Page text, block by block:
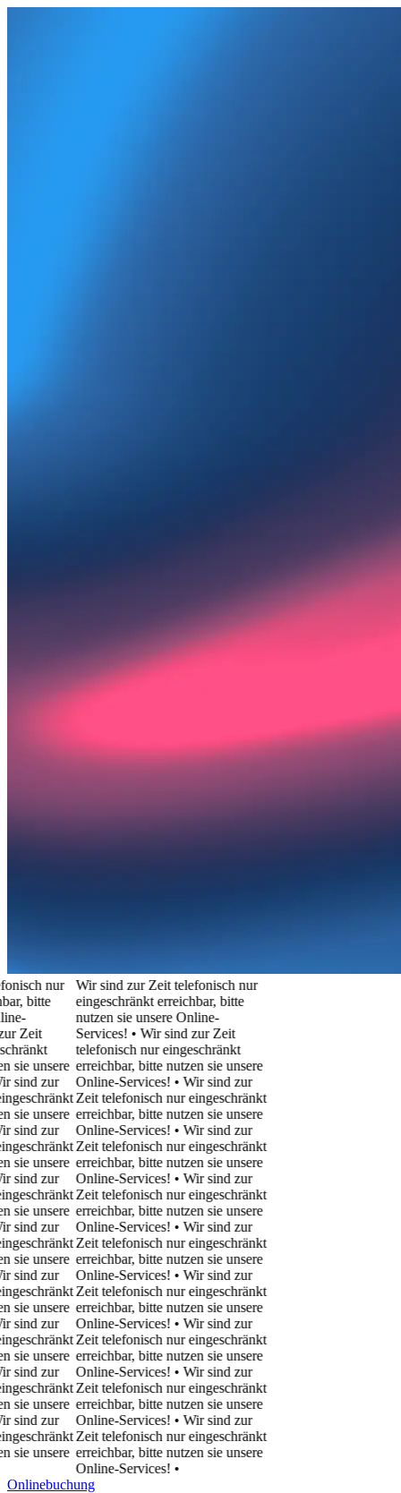
nur
zur
zur
zur
zur
zur
zur
zur
zur
Wir sind zur Zeit telefonisch nur
eingeschränkt erreichbar, bitte
nutzen sie unsere Online-
Services! • Wir sind zur Zeit
telefonisch nur eingeschränkt
erreichbar, bitte nutzen sie unsere
Online-Services! • Wir sind zur
Zeit telefonisch nur eingeschränkt
erreichbar, bitte nutzen sie unsere
Online-Services! • Wir sind zur
Zeit telefonisch nur eingeschränkt
erreichbar, bitte nutzen sie unsere
Online-Services! • Wir sind zur
Zeit telefonisch nur eingeschränkt
erreichbar, bitte nutzen sie unsere
Online-Services! • Wir sind zur
Zeit telefonisch nur eingeschränkt
erreichbar, bitte nutzen sie unsere
Online-Services! • Wir sind zur
Zeit telefonisch nur eingeschränkt
erreichbar, bitte nutzen sie unsere
Online-Services! • Wir sind zur
Zeit telefonisch nur eingeschränkt
erreichbar, bitte nutzen sie unsere
Online-Services! • Wir sind zur
Zeit telefonisch nur eingeschränkt
erreichbar, bitte nutzen sie unsere
Online-Services! • Wir sind zur
Zeit telefonisch nur eingeschränkt
erreichbar, bitte nutzen sie unsere
Online-Services!•
Onlinebuchung